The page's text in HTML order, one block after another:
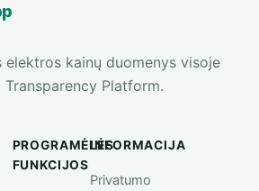
elektros kainų duomenys visoje
Transparency Platform.
PROGRAMĖLĖS
FUNKCIJOS
INFORMACIJA
Privatumo